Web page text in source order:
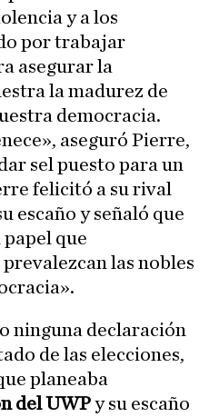
y a los
por trabajar
asegurar la
la madurez de
democracia.
aseguró Pierre,
sel puesto para un
felicitó a su rival
escaño y señaló que
que
las nobles
ninguna declaración
de las elecciones,
planeaba
del UWPy su escaño